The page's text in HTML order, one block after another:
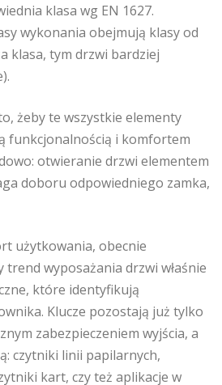
klasa wg EN 1627.
wykonania obejmują klasy od
klasa, tym drzwi bardziej
żeby te wszystkie elementy
funkcjonalnością i komfortem
otwieranie drzwi elementem
doboru odpowiedniego zamka,
użytkowania, obecnie
wyposażania drzwi właśnie
które identyfikują
Klucze pozostają już tylko
zabezpieczeniem wyjścia, a
czytniki linii papilarnych,
kart, czy też aplikacje w